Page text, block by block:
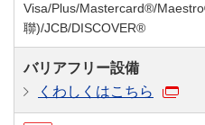
Visa/Plus/Mastercard®/
聯)/JCB/DISCOVER®
バリアフリー設備
くわしくはこちら